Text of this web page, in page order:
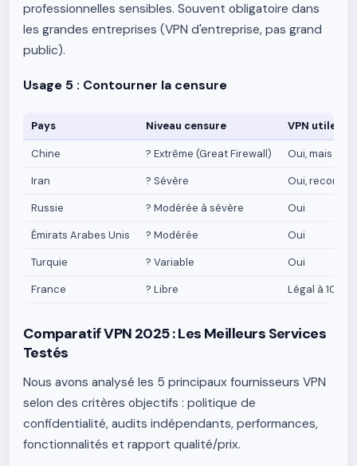
professionnelles sensibles. Souvent obligatoire dans
les grandes entreprises (VPN d'entreprise, pas grand
public).
Usage 5 : Contourner la censure
Pays Niveau censure VPN utile ?
Chine ? Extrême (Great Firewall)
Oui, mais
Iran
? Sévère
Oui,
Russie
? Modérée à sévère
Oui
Émirats Arabes Unis
? Modérée
Oui
Turquie
? Variable
Oui
France
? Libre Légal à 100%
Comparatif VPN 2025 : Les Meilleurs Services
Testés
Nous avons analysé les 5 principaux fournisseurs VPN
selon des critères objectifs : politique de
confidentialité, audits indépendants, performances,
fonctionnalités et rapport qualité/prix.